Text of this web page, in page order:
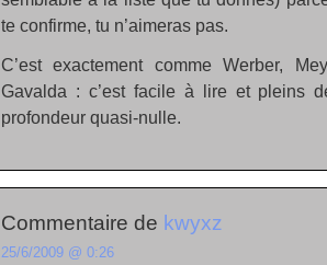
te confirme, tu n’aimeras pas.
C’est exactement comme Werber,
Gavalda : c’est facile à lire et pleins
profondeur quasi-nulle.
Commentaire de kwyxz
25/6/2009 @ 0:26